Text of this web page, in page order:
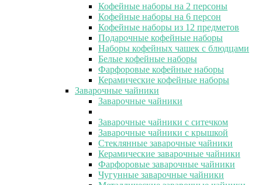
Кофейные наборы на 2 персоны
Кофейные наборы на 6 персон
Кофейные наборы из 12 предметов
Подарочные кофейные наборы
Наборы кофейных чашек с блюдцами
Белые кофейные наборы
Фарфоровые кофейные наборы
Керамические кофейные наборы
Заварочные чайники
Заварочные чайники
Заварочные чайники с ситечком
Заварочные чайники с крышкой
Стеклянные заварочные чайники
Керамические заварочные чайники
Фарфоровые заварочные чайники
Чугунные заварочные чайники